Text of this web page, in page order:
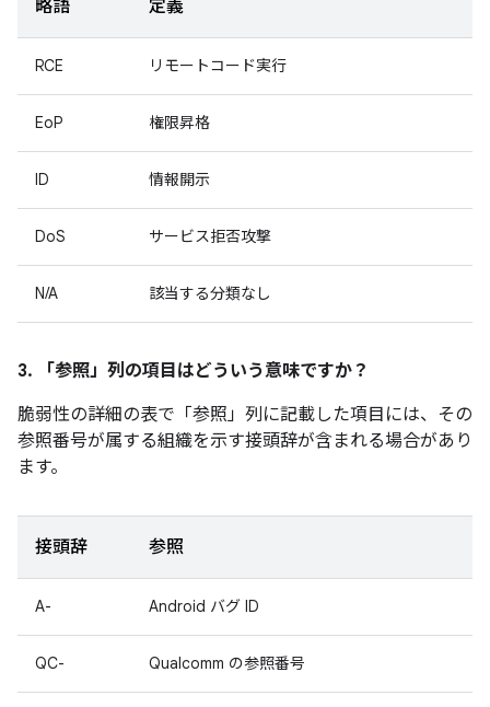
略語 定義
RCE リモートコード実行
EoP 権限昇格
ID 情報開示
DoS サービス拒否攻撃
N/A 該当する分類なし
3. 「参照」 列の項目はどういう意味ですか？
脆弱性の詳細の表で「参照」列に記載した項目には、その
参照番号が属する組織を示す接頭辞が含まれる場合があり
ます。
接頭辞 参照
A- Android バグ ID
QC- Qualcomm の参照番号